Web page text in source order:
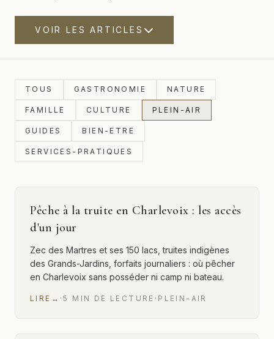
VOIR LES ARTICLES
TOUS GASTRONOMIE NATURE
FAMILLE CULTURE PLEIN-AIR
GUIDES BIEN-ETRE
SERVICES-PRATIQUES
Pêche à la truite en Charlevoix : les accès
d'un jour
Zec des Martres et ses 150 lacs, truites indigènes
des Grands-Jardins, forfaits journaliers : où pêcher
en Charlevoix sans posséder ni camp ni bateau.
LIRE → ·5 MIN DE LECTURE · PLEIN-AIR